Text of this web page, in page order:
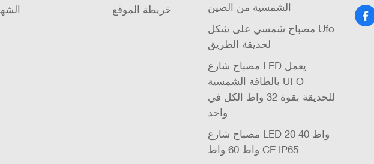
خريطة الموقع
الشمسية من الصين
مصباح شمسي على شكل Ufo
لحديقة الطريق
مصباح شارع LED يعمل
بالطاقة الشمسية UFO
للحديقة بقوة 32 واط الكل في
واحد
مصباح شارع LED 20 واط 40
واط 60 واط CE IP65